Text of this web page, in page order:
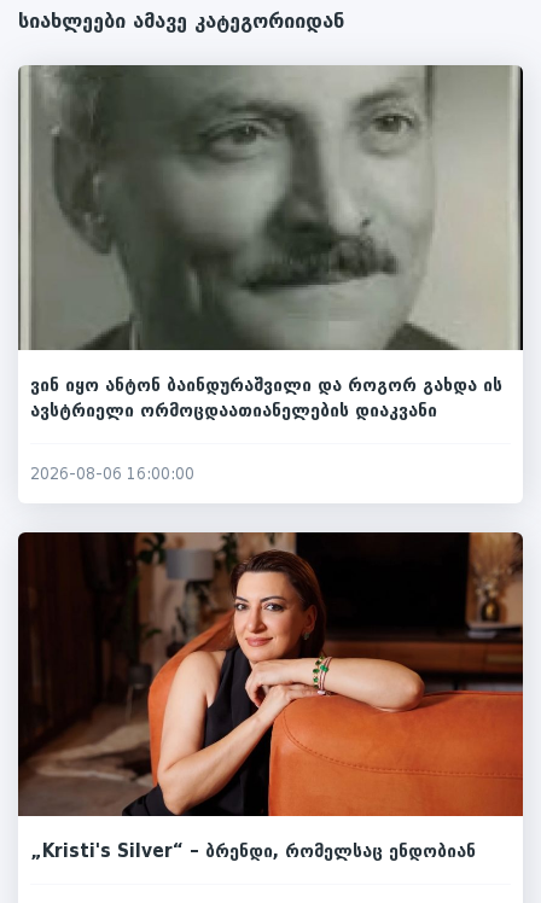
სიახლეები ამავე კატეგორიიდან
ვინ იყო ანტონ ბაინდურაშვილი და როგორ გახდა ის
ავსტრიელი ორმოცდაათიანელების დიაკვანი
2026-08-06 16:00:00
„Kristi's Silver“ – ბრენდი, რომელსაც ენდობიან